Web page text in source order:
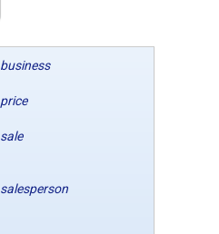
business
price
sale
salesperson